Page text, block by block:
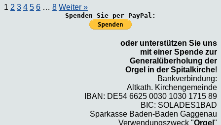
1 2 3 4 5 6 … 8 Weiter »
Spenden Sie per PayPal:
oder unterstützen Sie uns
mit einer Spende zur
Generalüberholung der
Orgel in der Spitalkirche!
Bankverbindung:
Altkath. Kirchengemeinde
IBAN: DE54 6625 0030 1030 1715 89
BIC: SOLADES1BAD
Sparkasse Baden-Baden Gaggenau
Verwendungszweck "Orgel "